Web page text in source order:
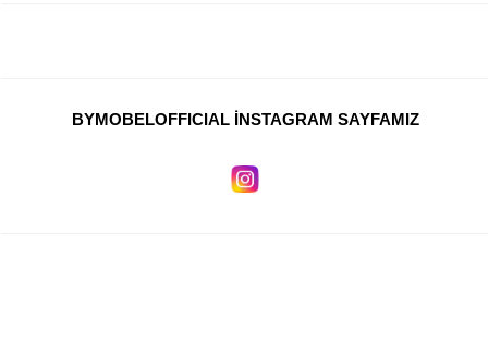
BYMOBELOFFICIAL İNSTAGRAM SAYFAMIZ